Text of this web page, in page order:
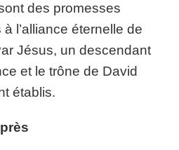
des promesses
l’alliance éternelle de
Jésus, un descendant
et le trône de David
établis.